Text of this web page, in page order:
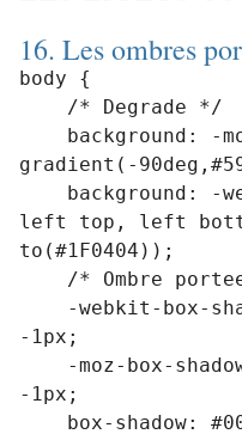
16. Les ombres
body {
gradient(-
left top, left
to(#1F0404));
-1px;
-1px;